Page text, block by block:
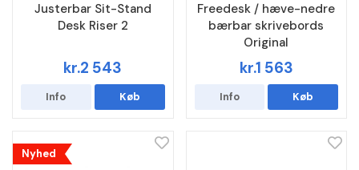
Justerbar Sit-Stand
Desk Riser 2
kr.2 543
Info Køb
Freedesk / hæve-nedre
bærbar skrivebords
Original
kr.1 563
Info Køb
Nyhed